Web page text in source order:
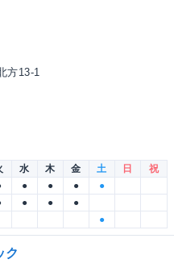
方13-1
水 木 金 土 日
祝
● ● ●
●
● ●
●
●
ク